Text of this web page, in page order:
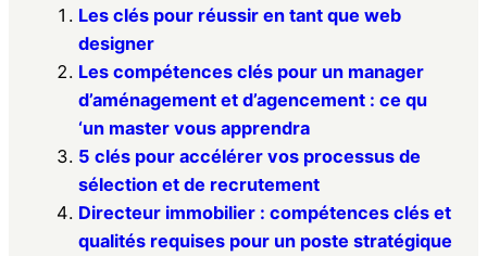
Les clés pour réussir en tant que web
designer
Les compétences clés pour un manager
d’aménagement et d’agencement : ce qu
‘un master vous apprendra
5 clés pour accélérer vos processus de
sélection et de recrutement
Directeur immobilier : compétences clés et
qualités requises pour un poste stratégique